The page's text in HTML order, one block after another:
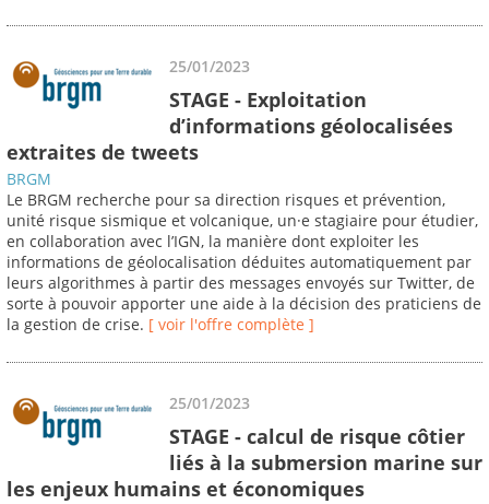
25/01/2023
STAGE - Exploitation
d’informations géolocalisées
extraites de tweets
BRGM
Le BRGM recherche pour sa direction risques et prévention,
unité risque sismique et volcanique, un·e stagiaire pour étudier,
en collaboration avec l’IGN, la manière dont exploiter les
informations de géolocalisation déduites automatiquement par
leurs algorithmes à partir des messages envoyés sur Twitter, de
sorte à pouvoir apporter une aide à la décision des praticiens de
la gestion de crise. [ voir l'offre complète ]
25/01/2023
STAGE - calcul de risque côtier
liés à la submersion marine sur
les enjeux humains et économiques